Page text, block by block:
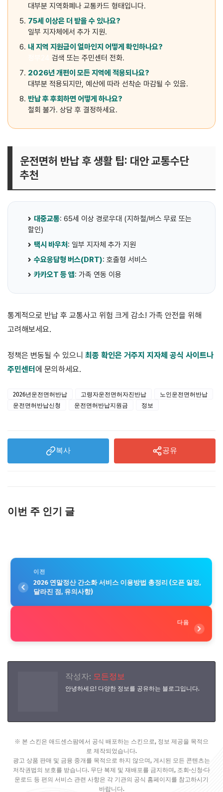
대부분 지역화폐나 교통카드 형태입니다.
75세 이상은 더 받을 수 있나요?
일부 지자체에서 추가 지원.
내 지역 지원금이 얼마인지 어떻게 확인하나요?
검색 또는 주민센터 전화.
2026년 개편이 모든 지역에 적용되나요?
대부분 적용되지만, 예산에 따라 선착순 마감될 수 있음.
반납 후 후회하면 어떻게 하나요?
철회 불가. 상담 후 결정하세요.
운전면허 반납 후 생활 팁: 대안 교통수단
추천
대중교통: 65세 이상 경로우대 (지하철/버스 무료 또는
할인)
택시 바우처 : 일부 지자체 추가 지원
수요응답형 버스(DRT): 호출형 서비스
카카오T 등 앱 : 가족 연동 이용
통계적으로 반납 후 교통사고 위험 크게 감소! 가족 안전을 위해
고려해보세요.
정책은 변동될 수 있으니 최종 확인은 거주지 지자체 공식 사이트나
주민센터 에 문의하세요.
2026년운전면허반납 고령자운전면허자진반납
노인운전면허반납
운전면허반납신청
운전면허반납지원금 정보
복사 공유
이번 주 인기 글
이전
2026 연말정산 간소화 서비스 이용방법 총정리 (오픈 일정,
달라진 점, 유의사항)
다음
작성자: 모든정보
안녕하세요! 다양한 정보를 공유하는 블로그입니다.
※ 본 스킨은 애드센스팜에서 공식 배포하는 스킨으로, 정보 제공을 목적으
로 제작되었습니다.
광고 상품 판매 및 금융 중개를 목적으로 하지 않으며, 게시된 모든 콘텐츠는
저작권법의 보호를 받습니다. 무단 복제 및 재배포를 금지하며, 조회·신청·다
운로드 등 편의 서비스 관련 사항은 각 기관의 공식 홈페이지를 참고하시기
바랍니다.